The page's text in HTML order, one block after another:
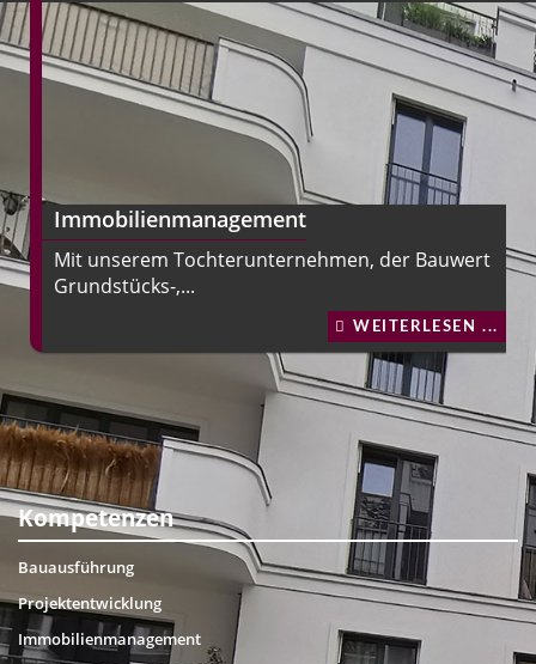
Immobilienmanagement
Mit unserem Tochterunternehmen, der Bauwert
Grundstücks-,...
WEITERLESEN ...
Kompetenzen
Bauausführung
Projektentwicklung
Immobilienmanagement